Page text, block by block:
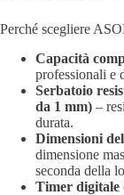
Perché scegliere
Capacità
professionali e
Serbatoio
da 1 mm) –
durata.
Dimensioni
dimensione
seconda della
Timer digitale